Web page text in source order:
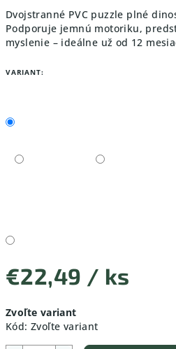
Dvojstranné PVC puzzle plné
Podporuje jemnú motoriku,
myslenie – ideálne už od 12
VARIANT:
€22,49 / ks
cena:
Zvoľte variant
Kód: Zvoľte variant